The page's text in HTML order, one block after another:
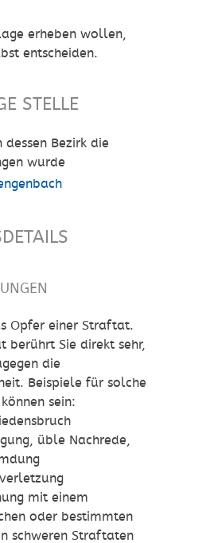
erheben wollen,
entscheiden.
STELLE
Bezirk die
wurde
Opfer einer Straftat.
berührt Sie direkt sehr,
die
Beispiele für solche
sein:
üble Nachrede,
mit einem
oder bestimmten
schweren Straftaten